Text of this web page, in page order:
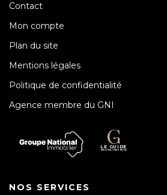
Contact
Mon compte
Plan du site
Mentions légales
Politique de confidentialité
Agence membre du GNI
NOS SERVICES